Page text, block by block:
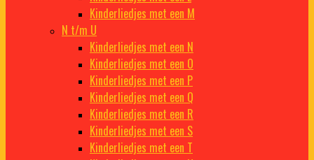
Kinderliedjes met een M
N t/m U
Kinderliedjes met een N
Kinderliedjes met een O
Kinderliedjes met een P
Kinderliedjes met een Q
Kinderliedjes met een R
Kinderliedjes met een S
Kinderliedjes met een T